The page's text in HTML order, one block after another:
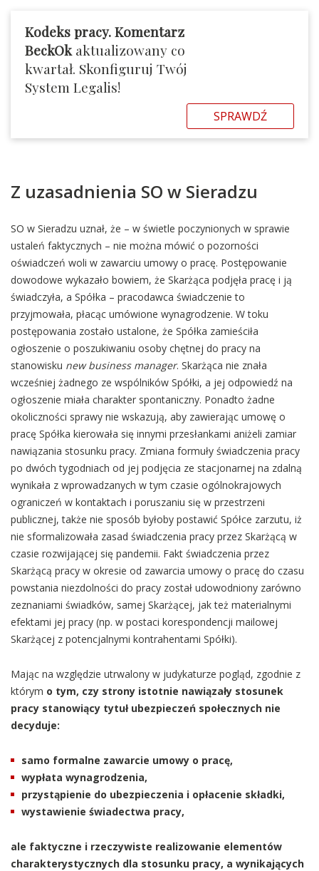
Kodeks pracy. Komentarz
BeckOk aktualizowany co
kwartał. Skonfiguruj Twój
System Legalis!
SPRAWDŹ
Z uzasadnienia SO w Sieradzu
SO w Sieradzu uznał, że – w świetle poczynionych w sprawie
ustaleń faktycznych – nie można mówić o pozorności
oświadczeń woli w zawarciu umowy o pracę. Postępowanie
dowodowe wykazało bowiem, że Skarżąca podjęła pracę i ją
świadczyła, a Spółka – pracodawca świadczenie to
przyjmowała, płacąc umówione wynagrodzenie. W toku
postępowania zostało ustalone, że Spółka zamieściła
ogłoszenie o poszukiwaniu osoby chętnej do pracy na
stanowisku new business manager. Skarżąca nie znała
wcześniej żadnego ze wspólników Spółki, a jej odpowiedź na
ogłoszenie miała charakter spontaniczny. Ponadto żadne
okoliczności sprawy nie wskazują, aby zawierając umowę o
pracę Spółka kierowała się innymi przesłankami aniżeli zamiar
nawiązania stosunku pracy. Zmiana formuły świadczenia pracy
po dwóch tygodniach od jej podjęcia ze stacjonarnej na zdalną
wynikała z wprowadzanych w tym czasie ogólnokrajowych
ograniczeń w kontaktach i poruszaniu się w przestrzeni
publicznej, także nie sposób byłoby postawić Spółce zarzutu, iż
nie sformalizowała zasad świadczenia pracy przez Skarżącą w
czasie rozwijającej się pandemii. Fakt świadczenia przez
Skarżącą pracy w okresie od zawarcia umowy o pracę do czasu
powstania niezdolności do pracy został udowodniony zarówno
zeznaniami świadków, samej Skarżącej, jak też materialnymi
efektami jej pracy (np. w postaci korespondencji mailowej
Skarżącej z potencjalnymi kontrahentami Spółki).
Mając na względzie utrwalony w judykaturze pogląd, zgodnie z
którym o tym, czy strony istotnie nawiązały stosunek
pracy stanowiący tytuł ubezpieczeń społecznych nie
decyduje:
samo formalne zawarcie umowy o pracę,
wypłata wynagrodzenia,
przystąpienie do ubezpieczenia i opłacenie składki,
wystawienie świadectwa pracy,
ale faktyczne i rzeczywiste realizowanie elementów
charakterystycznych dla stosunku pracy, a wynikających